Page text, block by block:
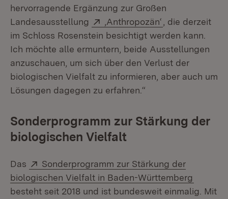
hervorragende Ergänzung zur Großen
Landesausstellung
Extern:
‚Anthropozän‘ (Öffnet in
, die derzeit
im Schloss Rosenstein besichtigt werden kann.
Ich möchte alle ermuntern, beide Ausstellungen
anzuschauen, um sich über den Verlust der
biologischen Vielfalt zu informieren, aber auch um
Lösungen dagegen zu erfahren.“
Sonderprogramm zur Stärkung der
biologischen Vielfalt
Das Extern:
Sonderprogramm zur Stärkung der
biologischen Vielfalt in Baden-Württemberg
besteht seit 2018 und ist bundesweit einmalig. Mit